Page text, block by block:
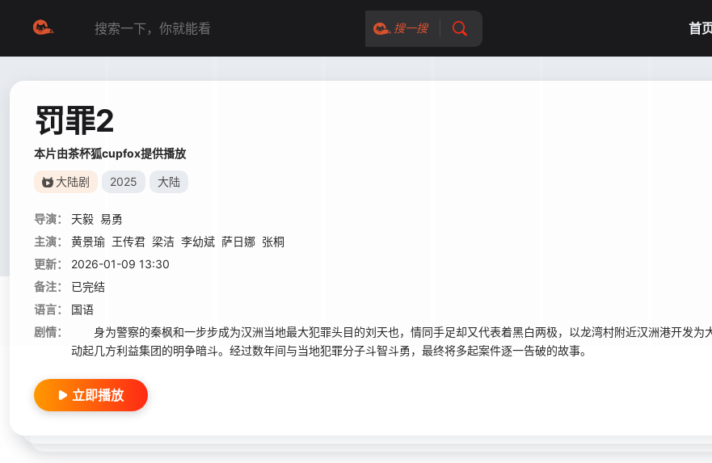
搜一搜 首
罚罪2
本片由茶杯狐cupfox提供播放
大陆剧 2025 大陆
导演： 天毅 易勇
主演：
黄景瑜 王传君 梁洁 李幼斌 萨日娜 张桐
更新：
2026-01-09 13:30
备注：
已完结
语言：
国语
剧情：
身为警察的秦枫和一步步成为汉洲当地最大犯罪头目的刘天也，情同手足却又代表着黑白两极，以龙湾村附近汉洲港开发为
动起几方利益集团的明争暗斗。经过数年间与当地犯罪分子斗智斗勇，最终将多起案件逐一告破的故事。
立即播放